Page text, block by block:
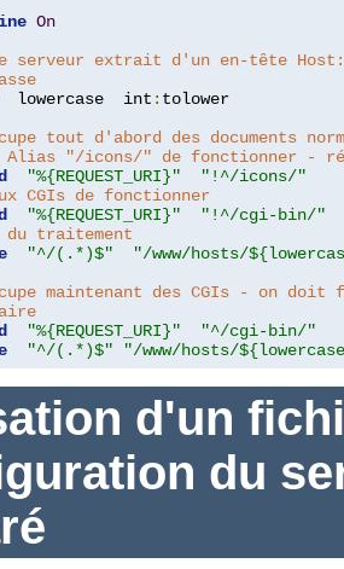
On
serveur extrait d'un en-tête
lowercase  int
: tolower
tout d'abord des documents
Alias "/icons/" de fonctionner -
"%{REQUEST_URI}"
"!^/icons/"
CGIs de fonctionner
"%{REQUEST_URI}"
"!^/cgi-bin/"
traitement
"^/(.*)$"
"/www/hosts/
maintenant des CGIs - on
"%{REQUEST_URI}"
"^/cgi-bin/"
"^/(.*)$" "/www/hosts/
d'un
du